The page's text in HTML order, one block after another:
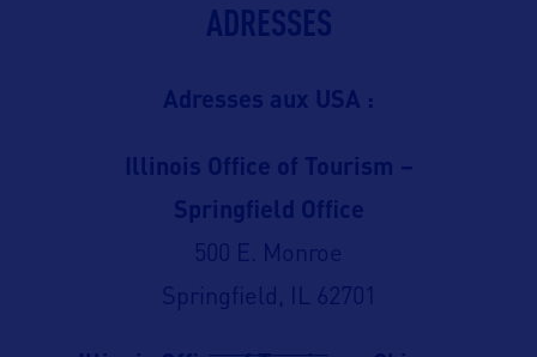
ADRESSES
Adresses aux USA :
Illinois Office of Tourism –
Springfield Office
500 E. Monroe
Springfield, IL 62701